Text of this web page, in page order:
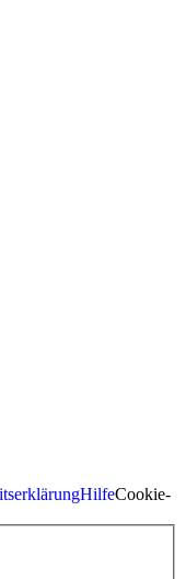
HilfeCookie-